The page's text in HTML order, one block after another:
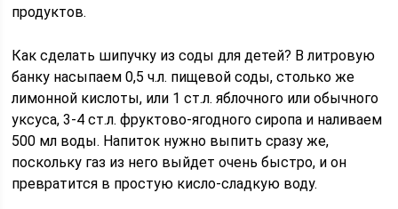
продуктов.
Как сделать шипучку из соды для детей? В литровую
банку насыпаем 0,5 ч.л. пищевой соды, столько же
лимонной кислоты, или 1 ст.л. яблочного или обычного
уксуса, 3-4 ст.л. фруктово-ягодного сиропа и наливаем
500 мл воды. Напиток нужно выпить сразу же,
поскольку газ из него выйдет очень быстро, и он
превратится в простую кисло-сладкую воду.